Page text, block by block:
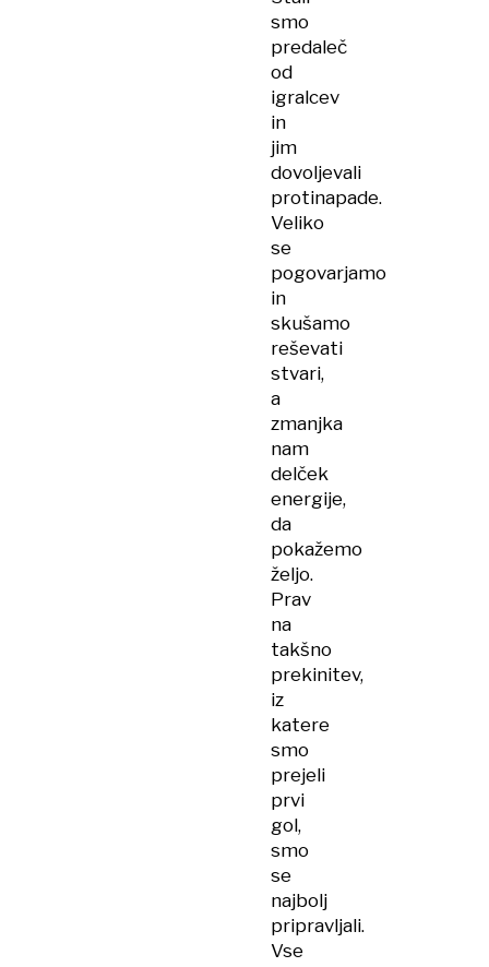
smo
predaleč
od
igralcev
in
jim
dovoljevali
protinapade.
Veliko
se
pogovarjamo
in
skušamo
reševati
stvari,
a
zmanjka
nam
delček
energije,
da
pokažemo
željo.
Prav
na
takšno
prekinitev,
iz
katere
smo
prejeli
prvi
gol,
smo
se
najbolj
pripravljali.
Vse